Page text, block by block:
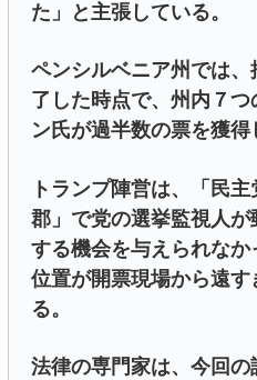
た」と主張している。
ペンシルベニア州では
了した時点で、州内７
ン氏が過半数の票を獲得
トランプ陣営は、「民
郡」で党の選挙監視人
する機会を与えられな
位置が開票現場から遠
る。
法律の専門家は、今回